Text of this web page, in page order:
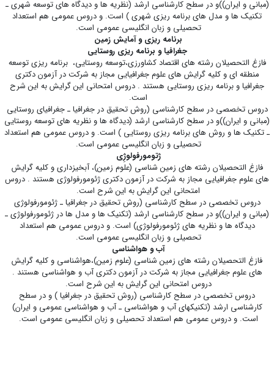
(مبانی و ایران))و در سطح کارشناسی ارشد (نظریه ­ها و دیدگاه­ های توسعه شهری ـ
تکنیک­ ها و مدل­ های برنامه ­ریزی شهری ) است. و دروس عمومی هم استعداد
تحصیلی و زبان انگلیسی عمومی است.
برنامه ریزی و آمایش زمین
جغرافیا و برنامه ریزی روستایی
فازغ التحصیلان رشته های اقتصاد کشاورزی،توسعه روستایی، برنامه ریزی توسعه
منطقه ای و کلیه گرایش های علوم جغرافیایی مجاز به شرکت در آزمون دکتری
جغرافیا و برنامه ریزی روستایی هستند . دروس امتحانی این گرایش به این شرح
است.
دروس تخصصی در سطح کارشناسی (روش تحقیق در جغرافیا ـ جغرافیای روستایی
(مبانی و ایران))و در سطح کارشناسی ارشد (دیدگاه­ ها و نظریه ­های توسعه روستایی
ـ تکنیک­ ها و روش­ های برنامه ­ریزی روستایی ) است. و دروس عمومی هم استعداد
تحصیلی و زبان انگلیسی عمومی است.
ژتومورفولوژِی
فازغ التحصیلان رشته های زمین شناسی (علوم زمین)، آبخیزداری و کلیه گرایش
های علوم جغرافیایی مجاز به شرکت در آزمون دکتری ژئومورفولوژی هستند . دروس
امتحانی این گرایش به این شرح است.
دروس تخصصی در سطح کارشناسی (روش تحقیق در جغرافیا ـ ژئومورفولوژی
(مبانی و ایران))و در سطح کارشناسی ارشد (تکنیک ­ها و مدل ­ها در ژئومورفولوژی ـ
دیدگاه ­ها و نظریه ­های ژئومورفولوژی) است. و دروس عمومی هم استعداد
تحصیلی و زبان انگلیسی عمومی است.
آب و هواشناسی
فازغ التحصیلان رشته های زمین شناسی (علوم زمین)،هواشناسی و کلیه گرایش
های علوم جغرافیایی مجاز به شرکت در آزمون دکتری آب و هواشناسی هستند .
دروس امتحانی این گرایش به این شرح است.
دروس تخصصی در سطح کارشناسی (روش تحقیق در جغرافیا ) و در سطح
کارشناسی ارشد (تکنیک­های آب و هواشناسی ـ آب و هواشناسی عمومی و ایران)
است. و دروس عمومی هم استعداد تحصیلی و زبان انگلیسی عمومی است.